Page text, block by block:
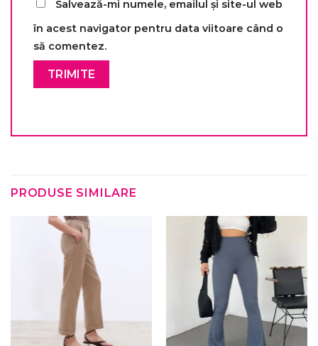
Salvează-mi numele, emailul și site-ul web
în acest navigator pentru data viitoare când o
să comentez.
PRODUSE SIMILARE